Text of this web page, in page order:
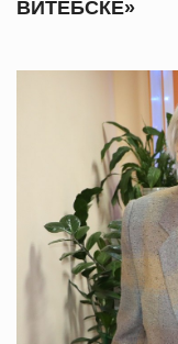
ВИТЕБСКЕ»